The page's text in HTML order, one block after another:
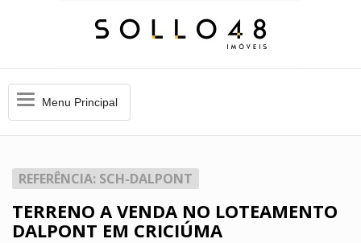
MenuMenu Principal
REFERÊNCIA: SCH-DALPONT
TERRENO A VENDA NO LOTEAMENTO
DALPONT EM CRICIÚMA